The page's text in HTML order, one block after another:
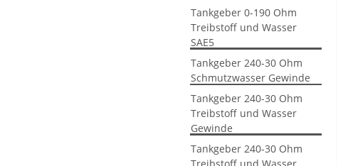
Tankgeber 0-190 Ohm
Treibstoff und Wasser
SAE5
Tankgeber 240-30 Ohm
Schmutzwasser Gewinde
Tankgeber 240-30 Ohm
Treibstoff und Wasser
Gewinde
Tankgeber 240-30 Ohm